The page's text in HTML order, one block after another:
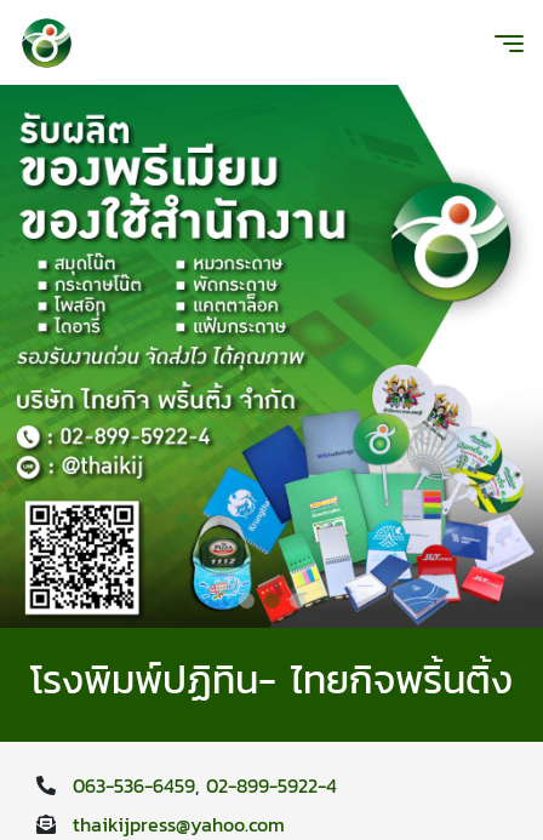
โรงพิมพ์ปฏิทิน- ไทยกิจพริ้นติ้ง
063-536-6459, 02-899-5922-4
thaikijpress@yahoo.com